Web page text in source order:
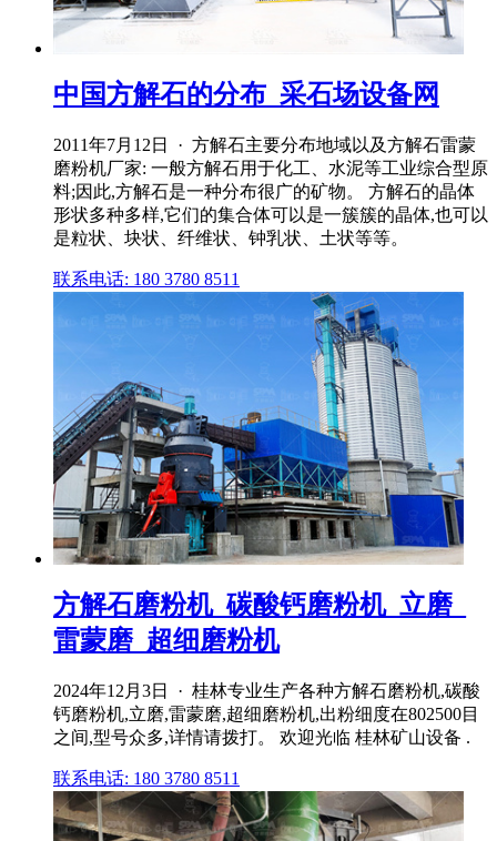
中国方解石的分布_采石场设备网
2011年7月12日 · 方解石主要分布地域以及方解石雷蒙
磨粉机厂家: 一般方解石用于化工、水泥等工业综合型原
料;因此,方解石是一种分布很广的矿物。 方解石的晶体
形状多种多样,它们的集合体可以是一簇簇的晶体,也可以
是粒状、块状、纤维状、钟乳状、土状等等。
联系电话: 180 3780 8511
方解石磨粉机_碳酸钙磨粉机_立磨_
雷蒙磨_超细磨粉机
2024年12月3日 · 桂林专业生产各种方解石磨粉机,碳酸
钙磨粉机,立磨,雷蒙磨,超细磨粉机,出粉细度在802500目
之间,型号众多,详情请拨打。 欢迎光临 桂林矿山设备 .
联系电话: 180 3780 8511